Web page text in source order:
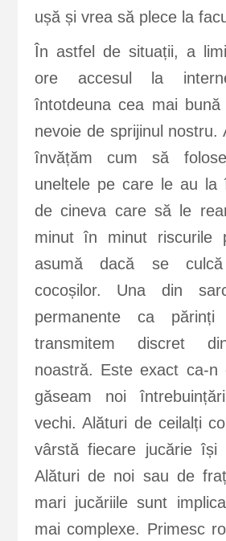
ușă și vrea să plece la
În astfel de situații, a
ore accesul la
întotdeuna cea mai
nevoie de sprijinul nostru.
învățăm cum să
uneltele pe care le au la
de cineva care să le
minut în minut riscurile
asumă dacă se
cocoșilor. Una din
permanente ca
transmitem discret
noastră. Este exact ca-n
găseam noi
vechi. Alături de ceilalți
vârstă fiecare jucărie își
Alături de noi sau de
mari jucăriile sunt
mai complexe. Primesc